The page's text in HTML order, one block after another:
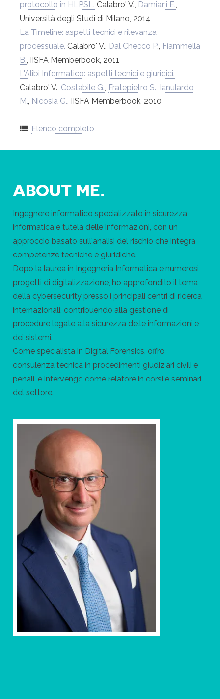
protocollo in HLPSL. Calabro' V., Damiani E.,
Università degli Studi di Milano, 2014
La Timeline: aspetti tecnici e rilevanza
processuale. Calabro' V., Dal Checco P., Fiammella
B., IISFA Memberbook, 2011
L'Alibi Informatico: aspetti tecnici e giuridici.
Calabro' V., Costabile G., Fratepietro S., Ianulardo
M., Nicosia G., IISFA Memberbook, 2010
Elenco completo
ABOUT ME.
Ingegnere informatico specializzato in sicurezza
informatica e tutela delle informazioni, con un
approccio basato sull'analisi del rischio che integra
competenze tecniche e giuridiche.
Dopo la laurea in Ingegneria Informatica e numerosi
progetti di digitalizzazione, ho approfondito il tema
della cybersecurity presso i principali centri di ricerca
internazionali, contribuendo alla gestione di
procedure legate alla sicurezza delle informazioni e
dei sistemi.
Come specialista in Digital Forensics, offro
consulenza tecnica in procedimenti giudiziari civili e
penali, e intervengo come relatore in corsi e seminari
del settore.